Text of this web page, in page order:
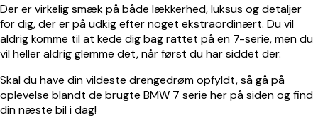
Der er virkelig smæk på både lækkerhed, luksus og detaljer
for dig, der er på udkig efter noget ekstraordinært. Du vil
aldrig komme til at kede dig bag rattet på en 7-serie, men du
vil heller aldrig glemme det, når først du har siddet der.
Skal du have din vildeste drengedrøm opfyldt, så gå på
oplevelse blandt de brugte BMW 7 serie her på siden og find
din næste bil i dag!